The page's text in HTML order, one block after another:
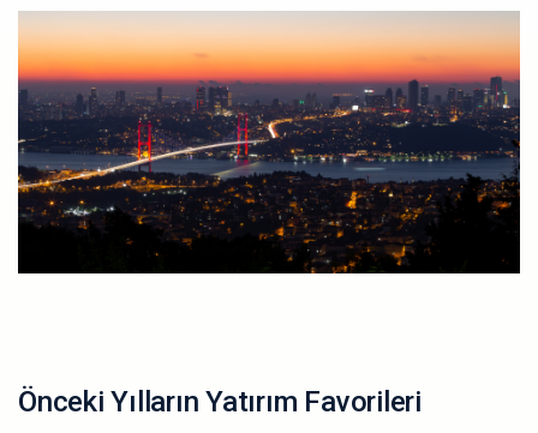
Önceki Yılların Yatırım Favorileri